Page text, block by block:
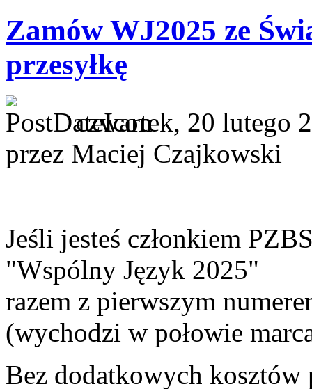
Zamów WJ2025 ze
przesyłkę
czwartek, 20 lutego
przez Maciej Czajkowski
Jeśli jesteś członkiem
"Wspólny Język 2025"
razem z pierwszym
(wychodzi w połowie
Bez dodatkowych kosztów